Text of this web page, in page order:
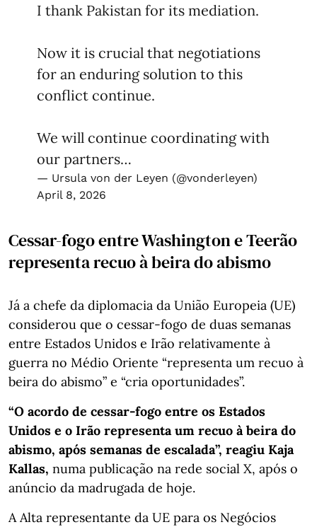
I thank Pakistan for its mediation.
Now it is crucial that negotiations
for an enduring solution to this
conflict continue.
We will continue coordinating with
our partners…
— Ursula von der Leyen (@vonderleyen)
April 8, 2026
Cessar-fogo entre Washington e Teerão
representa recuo à beira do abismo
Já a chefe da diplomacia da União Europeia (UE)
considerou que o cessar-fogo de duas semanas
entre Estados Unidos e Irão relativamente à
guerra no Médio Oriente “representa um recuo à
beira do abismo” e “cria oportunidades”.
“O acordo de cessar-fogo entre os Estados
Unidos e o Irão representa um recuo à beira do
abismo, após semanas de escalada”, reagiu Kaja
Kallas, numa publicação na rede social X, após o
anúncio da madrugada de hoje.
A Alta representante da UE para os Negócios